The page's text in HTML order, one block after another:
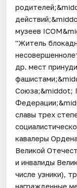
музеев
"Житель
др. мест
Союза;&middot;
славы трех
кавалеры
Великой
и инвалиды
числе узники),
награжденные